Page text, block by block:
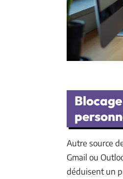
Autre source
Gmail ou
déduisent un